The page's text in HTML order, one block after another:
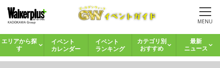
MENU
エリアから探
す
イベント
カレンダー
イベント
ランキング
カテゴリ別
おすすめ
最新
ニュース